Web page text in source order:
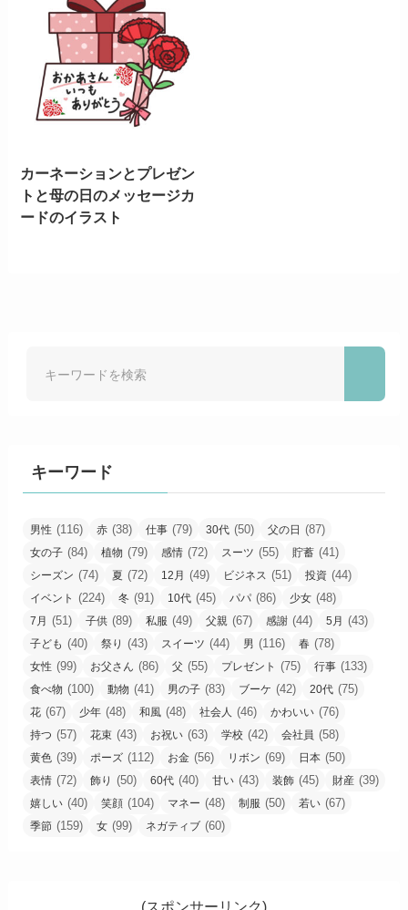
カーネーションとプレゼン
トと母の日のメッセージカ
ードのイラスト
キーワード
男性 (116) 赤 (38) 仕事 (79) 30代 (50) 父の日 (87)
女の子 (84) 植物 (79) 感情 (72) スーツ (55) 貯蓄 (41)
シーズン (74) 夏 (72) 12月 (49) ビジネス (51) 投資 (44)
イベント (224) 冬 (91) 10代 (45) パパ (86) 少女 (48)
7月 (51) 子供 (89) 私服 (49) 父親 (67) 感謝 (44) 5月 (43)
子ども (40) 祭り (43) スイーツ (44) 男 (116) 春 (78)
女性 (99) お父さん (86) 父 (55) プレゼント (75) 行事 (133)
食べ物 (100) 動物 (41) 男の子 (83) ブーケ (42) 20代 (75)
花 (67) 少年 (48) 和風 (48) 社会人 (46) かわいい (76)
持つ (57) 花束 (43) お祝い (63) 学校 (42) 会社員 (58)
黄色 (39) ポーズ (112) お金 (56) リボン (69) 日本 (50)
表情 (72) 飾り (50) 60代 (40) 甘い (43) 装飾 (45) 財産 (39)
嬉しい (40) 笑顔 (104) マネー (48) 制服 (50) 若い (67)
季節 (159) 女 (99) ネガティブ (60)